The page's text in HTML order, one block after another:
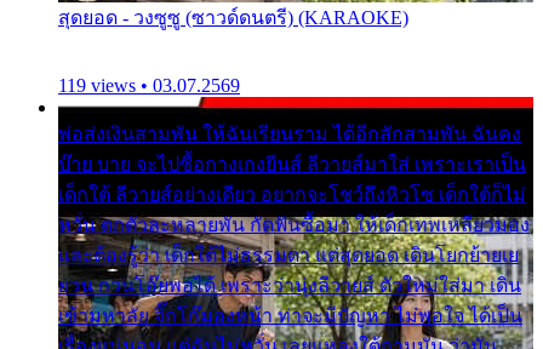
สุดยอด - วงซูซู (ซาวด์ดนตรี) (KARAOKE)
119 views • 03.07.2569
พ่อส่งเงินสามพัน ให้ฉันเรียนราม ได้อีกสักสามพัน ฉันคง
บ๊าย บาย จะไปซื้อกางเกงยีนส์ ลีวายส์มาใส่ เพราะเราเป็น
เด็กใต้ ลีวายส์อย่างเดียว อยากจะโชว์ถึงหิวโซ เด็กใต้ก็ไม่
หวั่น ตกตัวละหลายพัน กัดฟันซื้อมา ให้เด็กเทพเหลียวมอง
และต้องรู้ว่า เด็กใต้ไม่ธรรมดา แต่สุดยอด เดินโยกย้ายเย
ยวน กวนโอ๊ยพอได้ เพราะว่านุ่งลีวายส์ ตัวใหม่ใส่มา เดิน
เข้ามหาลัย จิ๊กโก๊มองหน้า ท่าจะมีปัญหา ไม่พอใจ ได้เป็น